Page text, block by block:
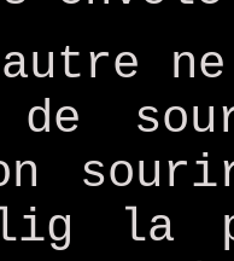
de
la